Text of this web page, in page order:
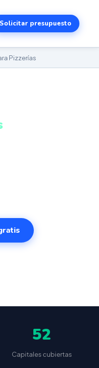
Solicitar presupuesto
Pizzerías
52
Capitales cubiertas